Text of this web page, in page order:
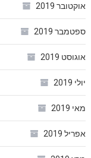
אוקטובר 2019
ספטמבר 2019
אוגוסט 2019
יולי 2019
מאי 2019
אפריל 2019